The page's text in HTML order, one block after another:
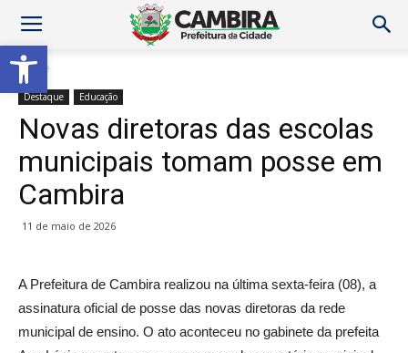
Abrir a barra de ferramentas
Home
Destaque Educação
Novas diretoras das escolas
municipais tomam posse em
Cambira
11 de maio de 2026
A Prefeitura de Cambira realizou na última sexta-feira (08), a
assinatura oficial de posse das novas diretoras da rede
municipal de ensino. O ato aconteceu no gabinete da prefeita